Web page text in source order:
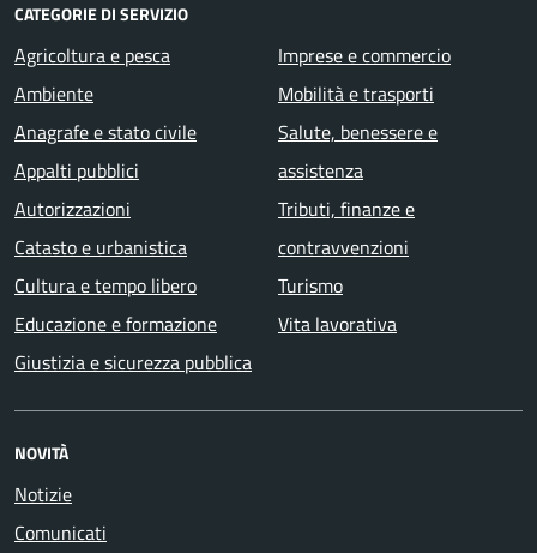
CATEGORIE DI SERVIZIO
Agricoltura e pesca
Ambiente
Anagrafe e stato civile
Appalti pubblici
Autorizzazioni
Catasto e urbanistica
Cultura e tempo libero
Educazione e formazione
Giustizia e sicurezza pubblica
Imprese e commercio
Mobilità e trasporti
Salute, benessere e
assistenza
Tributi, finanze e
contravvenzioni
Turismo
Vita lavorativa
NOVITÀ
Notizie
Comunicati